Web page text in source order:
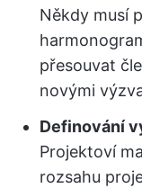
Někdy musí
přesouvat
novými
Definování
Projektoví
rozsahu